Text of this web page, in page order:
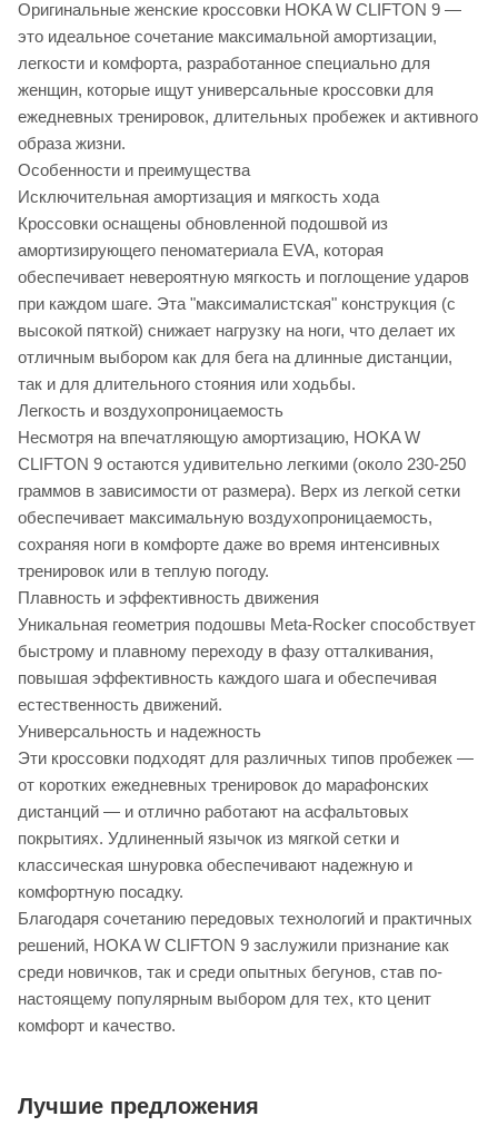
Оригинальные женские кроссовки HOKA W CLIFTON 9 —
это идеальное сочетание максимальной амортизации,
легкости и комфорта, разработанное специально для
женщин, которые ищут универсальные кроссовки для
ежедневных тренировок, длительных пробежек и активного
образа жизни.
Особенности и преимущества
Исключительная амортизация и мягкость хода
Кроссовки оснащены обновленной подошвой из
амортизирующего пеноматериала EVA, которая
обеспечивает невероятную мягкость и поглощение ударов
при каждом шаге. Эта "максималистская" конструкция (с
высокой пяткой) снижает нагрузку на ноги, что делает их
отличным выбором как для бега на длинные дистанции,
так и для длительного стояния или ходьбы.
Легкость и воздухопроницаемость
Несмотря на впечатляющую амортизацию, HOKA W
CLIFTON 9 остаются удивительно легкими (около 230-250
граммов в зависимости от размера). Верх из легкой сетки
обеспечивает максимальную воздухопроницаемость,
сохраняя ноги в комфорте даже во время интенсивных
тренировок или в теплую погоду.
Плавность и эффективность движения
Уникальная геометрия подошвы Meta-Rocker способствует
быстрому и плавному переходу в фазу отталкивания,
повышая эффективность каждого шага и обеспечивая
естественность движений.
Универсальность и надежность
Эти кроссовки подходят для различных типов пробежек —
от коротких ежедневных тренировок до марафонских
дистанций — и отлично работают на асфальтовых
покрытиях. Удлиненный язычок из мягкой сетки и
классическая шнуровка обеспечивают надежную и
комфортную посадку.
Благодаря сочетанию передовых технологий и практичных
решений, HOKA W CLIFTON 9 заслужили признание как
среди новичков, так и среди опытных бегунов, став по-
настоящему популярным выбором для тех, кто ценит
комфорт и качество.
Лучшие предложения